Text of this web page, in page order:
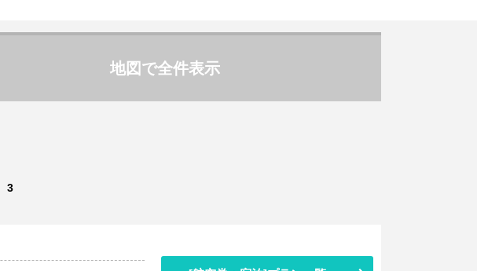
地図で全件表示
3